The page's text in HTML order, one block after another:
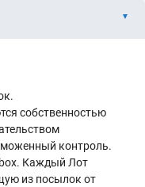
собственностью
контроль.
Каждый Лот
из посылок от